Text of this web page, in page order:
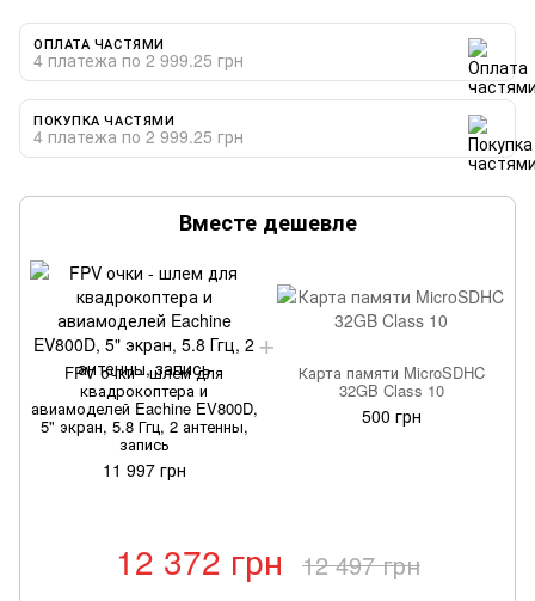
ОПЛАТА ЧАСТЯМИ
4 платежа по 2 999.25 грн
ПОКУПКА ЧАСТЯМИ
4 платежа по 2 999.25 грн
Вместе дешевле
FPV очки - шлем для
квадрокоптера и
авиамоделей Eachine EV800D,
5" экран, 5.8 Ггц, 2 антенны,
запись
11 997 грн
Карта памяти MicroSDHC
32GB Class 10
500 грн
12 372 грн 12 497 грн